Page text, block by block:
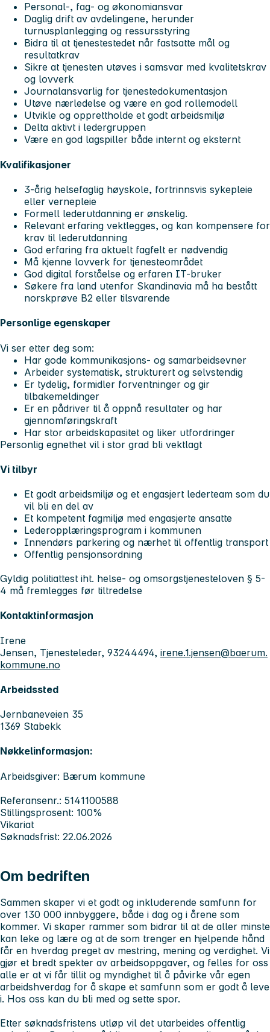
Personal-, fag- og økonomiansvar
Daglig drift av avdelingene, herunder
turnusplanlegging og ressursstyring
Bidra til at tjenestestedet når fastsatte mål og
resultatkrav
Sikre at tjenesten utøves i samsvar med kvalitetskrav
og lovverk
Journalansvarlig for tjenestedokumentasjon
Utøve nærledelse og være en god rollemodell
Utvikle og opprettholde et godt arbeidsmiljø
Delta aktivt i ledergruppen
Være en god lagspiller både internt og eksternt
Kvalifikasjoner
3-årig helsefaglig høyskole, fortrinnsvis sykepleie
eller vernepleie
Formell lederutdanning er ønskelig.
Relevant erfaring vektlegges, og kan kompensere for
krav til lederutdanning
God erfaring fra aktuelt fagfelt er nødvendig
Må kjenne lovverk for tjenesteområdet
God digital forståelse og erfaren IT-bruker
Søkere fra land utenfor Skandinavia må ha bestått
norskprøve B2 eller tilsvarende
Personlige egenskaper
Vi ser etter deg som:
Har gode kommunikasjons- og samarbeidsevner
Arbeider systematisk, strukturert og selvstendig
Er tydelig, formidler forventninger og gir
tilbakemeldinger
Er en pådriver til å oppnå resultater og har
gjennomføringskraft
Har stor arbeidskapasitet og liker utfordringer
Personlig egnethet vil i stor grad bli vektlagt
Vi tilbyr
Et godt arbeidsmiljø og et engasjert lederteam som du
vil bli en del av
Et kompetent fagmiljø med engasjerte ansatte
Lederopplæringsprogram i kommunen
Innendørs parkering og nærhet til offentlig transport
Offentlig pensjonsordning
Gyldig politiattest iht. helse- og omsorgstjenesteloven § 5-
4 må fremlegges før tiltredelse
Kontaktinformasjon
Irene
Jensen, Tjenesteleder, 93244494, irene.1.jensen@baerum.
kommune.no
Arbeidssted
Jernbaneveien 35
1369 Stabekk
Nøkkelinformasjon:
Arbeidsgiver: Bærum kommune
Referansenr.: 5141100588
Stillingsprosent: 100%
Vikariat
Søknadsfrist: 22.06.2026
Om bedriften
Sammen skaper vi et godt og inkluderende samfunn for
over 130 000 innbyggere, både i dag og i årene som
kommer. Vi skaper rammer som bidrar til at de aller minste
kan leke og lære og at de som trenger en hjelpende hånd
får en hverdag preget av mestring, mening og verdighet. Vi
gjør et bredt spekter av arbeidsoppgaver, og felles for oss
alle er at vi får tillit og myndighet til å påvirke vår egen
arbeidshverdag for å skape et samfunn som er godt å leve
i. Hos oss kan du bli med og sette spor.
Etter søknadsfristens utløp vil det utarbeides offentlig